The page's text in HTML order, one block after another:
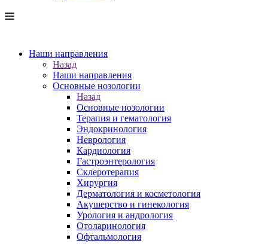
Наши направления
Назад
Наши направления
Основные нозологии
Назад
Основные нозологии
Терапия и гематология
Эндокринология
Неврология
Кардиология
Гастроэнтерология
Склеротерапия
Хирургия
Дерматология и косметология
Акушерство и гинекология
Урология и андрология
Отоларинология
Офтальмология